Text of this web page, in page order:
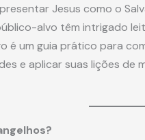
Jesus como o
alvo têm intrigado
é um guia prático para
e aplicar suas lições de